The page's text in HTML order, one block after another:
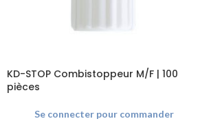
KD-STOP Combistoppeur M/F | 100
pièces
Se connecter pour commander